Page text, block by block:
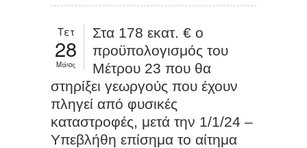
Τετ
28
Μάιος
Στα 178 εκατ. € ο
προϋπολογισμός του
Μέτρου 23 που θα
στηρίξει γεωργούς που έχουν
πληγεί από φυσικές
καταστροφές, μετά την 1/1/24 –
Υπεβλήθη επίσημα το αίτημα